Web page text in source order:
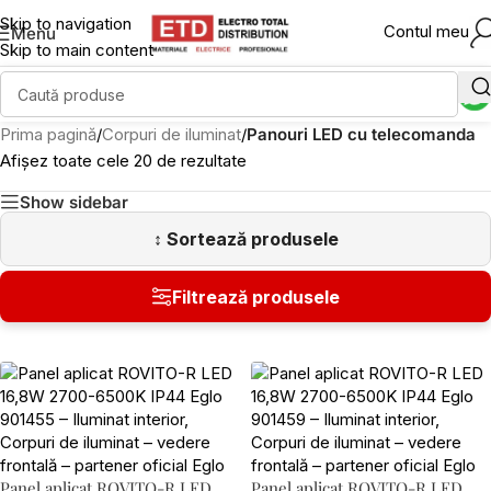
Skip to navigation
Skip to main content
Menu Contul meu
Prima pagină/Corpuri de iluminat/Panouri LED cu telecomanda
Afișez toate cele 20 de rezultate
Show sidebar